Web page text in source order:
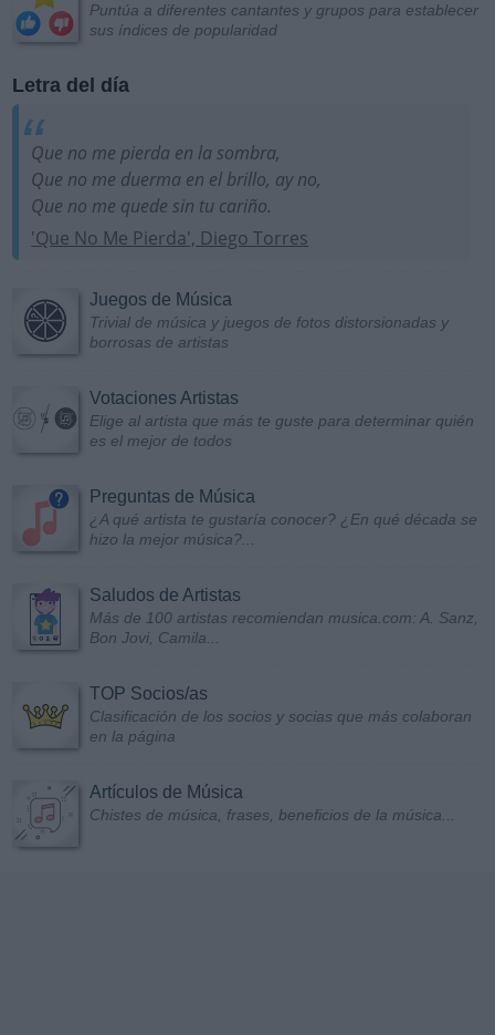
Puntúa a diferentes cantantes y grupos para establecer
sus índices de popularidad
Letra del día
Que no me pierda en la sombra,
Que no me duerma en el brillo, ay no,
Que no me quede sin tu cariño.
'Que No Me Pierda', Diego Torres
Juegos de Música
Trivial de música y juegos de fotos distorsionadas y
borrosas de artistas
Votaciones Artistas
Elige al artista que más te guste para determinar quién
es el mejor de todos
Preguntas de Música
¿A qué artista te gustaría conocer? ¿En qué década se
hizo la mejor música?...
Saludos de Artistas
Más de 100 artistas recomiendan musica.com: A. Sanz,
Bon Jovi, Camila...
TOP Socios/as
Clasificación de los socios y socias que más colaboran
en la página
Artículos de Música
Chistes de música, frases, beneficios de la música...